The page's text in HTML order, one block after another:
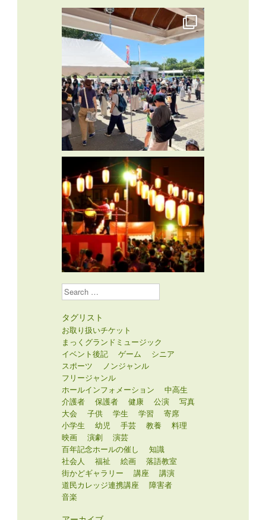
Search
タグリスト
お取り扱いチケット
まっくグランドミュージック
イベント後記
ゲーム
シニア
スポーツ
ノンジャンル
フリージャンル
ホールインフォメーション
中高生
介護者
保護者 健康 公演
写真
大会
子供 学生 学習
寄席
小学生
幼児 手芸 教養
料理
映画
演劇
演芸
百年記念ホールの催し
知識
社会人
福祉 絵画
落語教室
街かどギャラリー
講座
講演
道民カレッジ連携講座
障害者
音楽